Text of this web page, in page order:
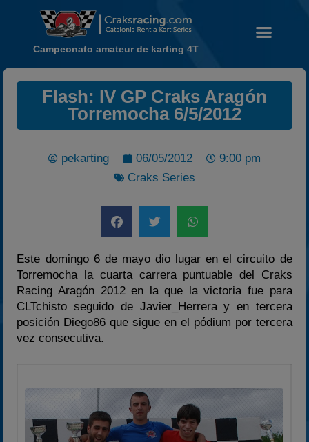
Noticias
Calendario
Carreras finalizadas
Temporada 2026
2022
2023
Campeonato amateur de karting 4T
Flash: IV GP Craks Aragón
Torremocha 6/5/2012
pekarting 06/05/2012
9:00 pm
Craks Series
Este domingo 6 de mayo dio lugar en el circuito de
Torremocha la cuarta carrera puntuable del Craks
Racing Aragón 2012 en la que la victoria fue para
CLTchisto seguido de Javier_Herrera y en tercera
posición Diego86 que sigue en el pódium por tercera
vez consecutiva.